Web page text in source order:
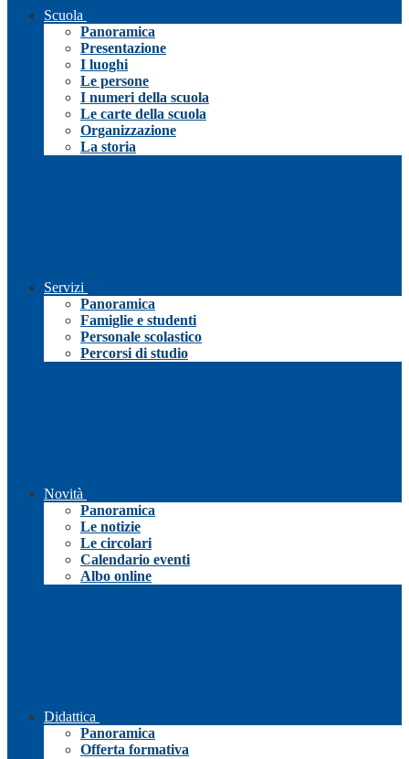
Scuola
Panoramica
Presentazione
I luoghi
Le persone
I numeri della scuola
Le carte della scuola
Organizzazione
La storia
Servizi
Panoramica
Famiglie e studenti
Personale scolastico
Percorsi di studio
Novità
Panoramica
Le notizie
Le circolari
Calendario eventi
Albo online
Didattica
Panoramica
Offerta formativa